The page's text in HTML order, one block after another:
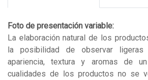
Foto de presentación variable:
La elaboración natural de los
la posibilidad de observar
apariencia, textura y aromas de
cualidades de los productos no se